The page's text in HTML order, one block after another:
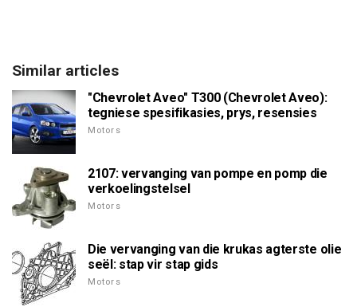
Similar articles
"Chevrolet Aveo" T300 (Chevrolet Aveo):
tegniese spesifikasies, prys, resensies
Motors
2107: vervanging van pompe en pomp die
verkoelingstelsel
Motors
Die vervanging van die krukas agterste olie
seël: stap vir stap gids
Motors